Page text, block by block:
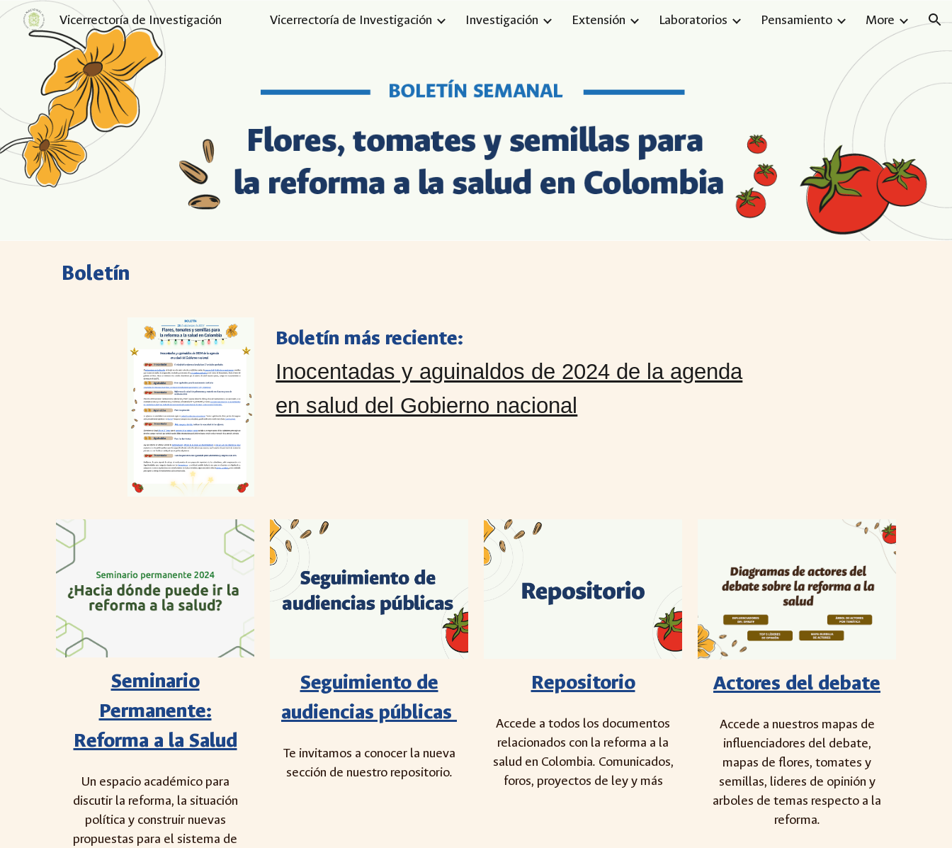
Skip to main content Skip to navigation
Vicerrectoría de Investigación Vicerrectoría de Investigación Investigación Extensión Laboratorios Pensamiento More
Boletín
Boletín más reciente:
Inocentadas y aguinaldos de 2024 de la agenda
en salud del Gobierno nacional
Seminario
Permanente:
Reforma a la Salud
Un espacio académico para
discutir la reforma, la situación
política y construir nuevas
propuestas para el sistema de
Seguimiento de
audiencias públicas
Te invitamos a conocer la nueva
sección de nuestro repositorio.
Repositorio
Accede a todos los documentos
relacionados con la reforma a la
salud en Colombia. Comunicados,
foros, proyectos de ley y más
Actores del debate
Accede a nuestros mapas de
influenciadores del debate,
mapas de flores, tomates y
semillas, lideres de opinión y
arboles de temas respecto a la
reforma.